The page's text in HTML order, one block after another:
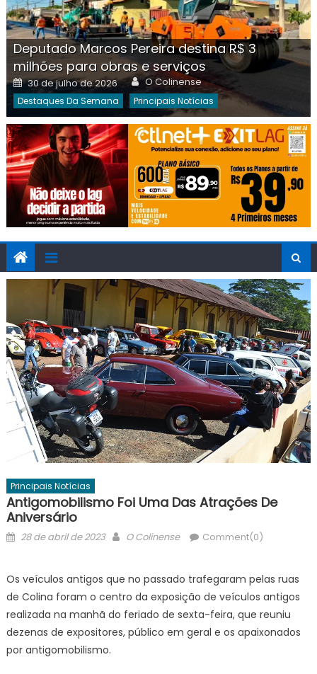
Deputado Marcos Pereira destina R$ 3
milhões para obras e serviços
Posted
on
30 de julho de 2026 Author
O Colinense
Destaques Da Semana Principais Notícias
Principais Notícias
Antigomobilismo Foi Uma Das Atrações De
Aniversário
Posted
28 de abril de 2023 Author
O Colinense Comment(0)
Os veículos antigos que no passado trafegaram pelas ruas
de Colina foram o centro da exposição de veículos antigos
realizada na manhã do feriado de sexta-feira, que reuniu
dezenas de expositores, público em geral e os apaixonados
por antigomobilismo.